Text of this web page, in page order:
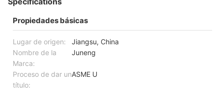
Propiedades básicas
Lugar de origen:
Jiangsu, China
Nombre de la
Marca:
Juneng
Proceso de dar un
título:
ASME U